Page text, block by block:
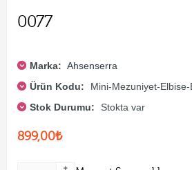
0077
Marka: Ahsenserra
Ürün Kodu:
Mini-Mezuniyet-
Stok Durumu:
Stokta var
899,00₺